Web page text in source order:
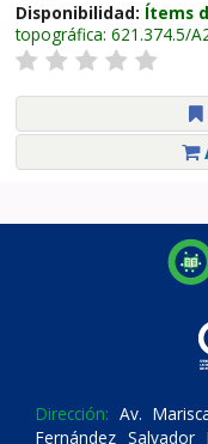
Disponibilidad: Ítems
topográfica: 621.374.5/
Dirección: Av.
Fernández